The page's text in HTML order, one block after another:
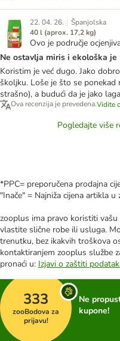
22. 04. 26. | Španjolska
40 l (aprox. 17,2 kg)
Ovo je područje
Ne ostavlja miris i ekološka je
Koristim je već dugo. Jako
školjku. Loše je što se ponekad
strašno), a budući da je jako
Ova recenzija je prevedena.Vidite
Pogledajte više
*PPC= preporučena prodajna
"Inače" = Najniža cijena artikla u
zooplus ima pravo koristiti
vlastite slične robe ili usluga.
trenutku, bez ikakvih troškova
kontaktiranjem zooplus službe
pronaći u: Izjavi o zaštiti
333
zooBodova za
prijavu!
Ne
kupone!